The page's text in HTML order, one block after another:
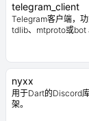
telegram_client
Telegram客户端，
tdlib、mtproto或bot
nyxx
用于Dart的Discord
架。